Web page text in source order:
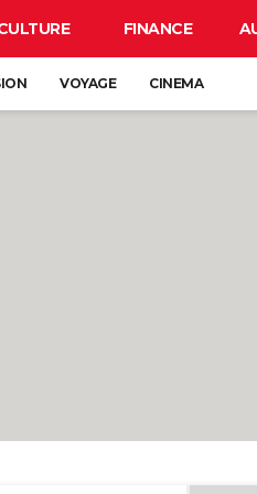
FINANCE
VOYAGE CINEMA